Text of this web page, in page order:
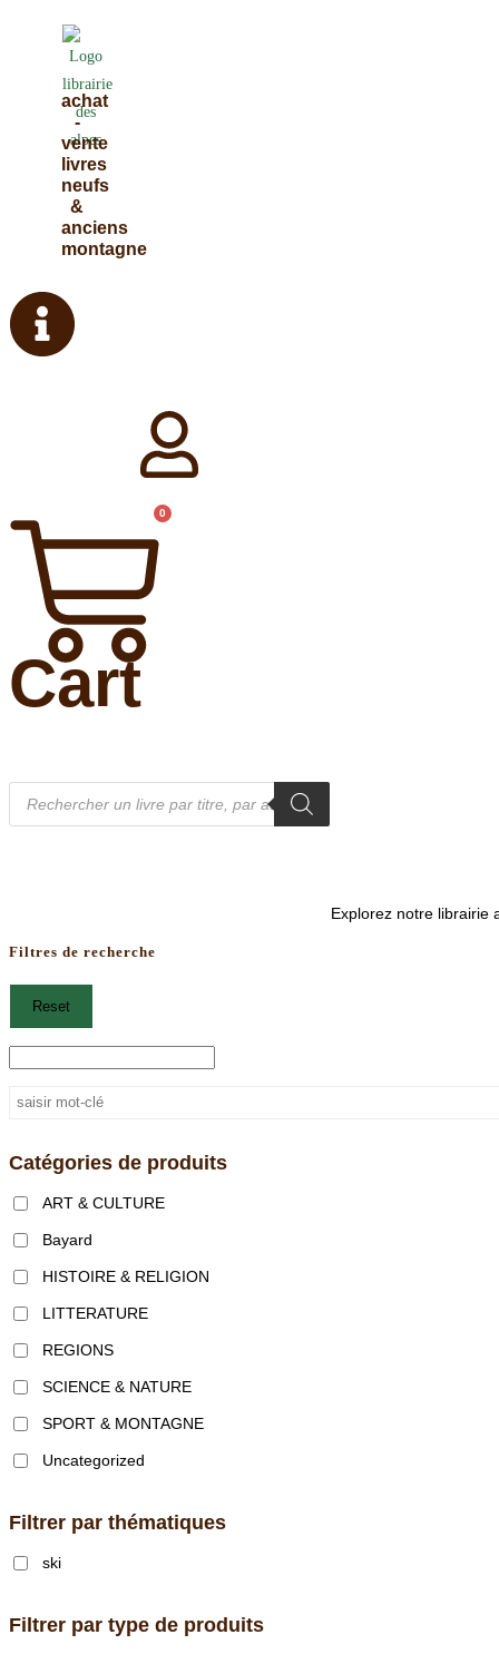
achat
-
vente
livres
neufs
&
anciens
montagne
0
Cart
Recherche
Explorez notre librairie
Filtres de recherche
Reset
Catégories de produits
ART & CULTURE
Bayard
HISTOIRE & RELIGION
LITTERATURE
REGIONS
SCIENCE & NATURE
SPORT & MONTAGNE
Uncategorized
Filtrer par thématiques
ski
Filtrer par type de produits